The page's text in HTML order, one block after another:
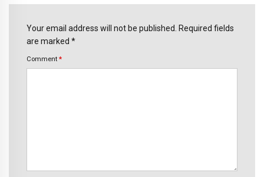
Your email address will not be published. Required fields
are marked *
Comment *